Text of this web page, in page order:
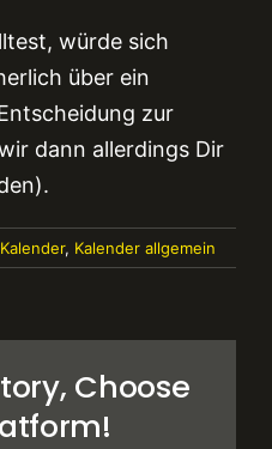
würde sich
über ein
zur
dann allerdings Dir
, Kalender allgemein
Choose